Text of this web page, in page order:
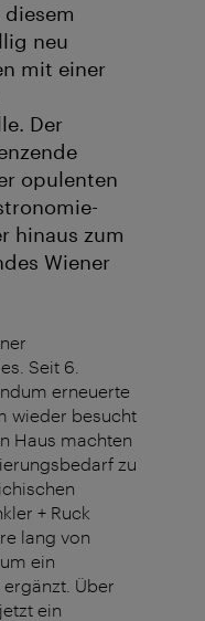
neu
mit einer
Der
opulenten
hinaus zum
Wiener
Seit 6.
erneuerte
wieder besucht
Haus machten
zu
+ Ruck
lang von
ein
Über
ein